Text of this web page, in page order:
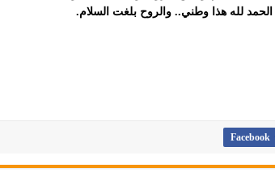
الحمد لله هذا وطني.. والروح بلغت السلام.
Facebook